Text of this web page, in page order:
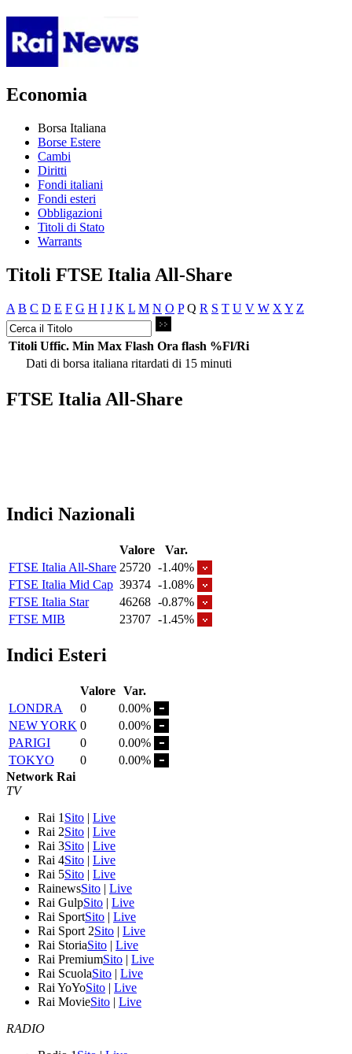
Economia
Borsa Italiana
Borse Estere
Cambi
Diritti
Fondi italiani
Fondi esteri
Obbligazioni
Titoli di Stato
Warrants
Titoli FTSE Italia All-Share
A B C D E F G H I J K L M N O P Q R S T U V W X Y Z
Titoli Uffic. Min Max Flash Ora flash %Fl/Ri
Dati di borsa italiana ritardati di 15 minuti
FTSE Italia All-Share
Indici Nazionali
Valore
Var.
FTSE Italia All-Share 25720 -1.40%
FTSE Italia Mid Cap 39374 -1.08%
FTSE Italia Star
46268 -0.87%
FTSE MIB
23707 -1.45%
Indici Esteri
Valore Var.
LONDRA
0
0.00%
NEW YORK 0
0.00%
PARIGI
0
0.00%
TOKYO
0
0.00%
Network Rai
TV
Rai 1 Sito | Live
Rai 2Sito | Live
Rai 3Sito | Live
Rai 4Sito | Live
Rai 5Sito | Live
RainewsSito | Live
Rai GulpSito | Live
Rai SportSito | Live
Rai Sport 2Sito | Live
Rai StoriaSito | Live
Rai PremiumSito | Live
Rai ScuolaSito | Live
Rai YoYoSito | Live
Rai MovieSito | Live
RADIO